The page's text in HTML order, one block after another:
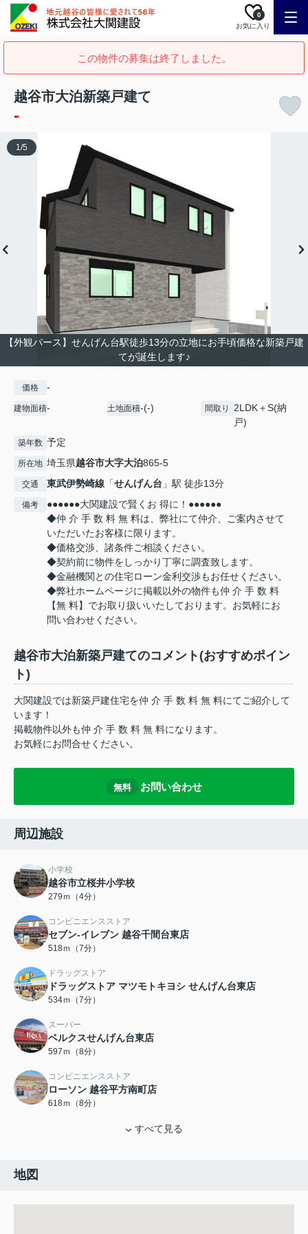
お気に入り
0
この物件の募集は終了しました。
越谷市大泊新築戸建て
-
【外観パース】せんげん台駅徒歩13分の立地にお手頃価格な新築戸建
てが誕生します♪
1/5
価格 -
建物面積- 土地面積-(-) 間取り
2LDK＋S(納
戸)
築年数 予定
所在地 埼玉県越谷市大字大泊865-5
交通 東武伊勢崎線 「せんげん台 」駅 徒歩13分
備考
●●●●●●大関建設で賢くお 得に！●●●●●●
◆仲 介 手 数 料 無 料は、弊社にて仲介、ご案内させて
いただいたお客様に限ります。
◆価格交渉、諸条件ご相談ください。
◆契約前に物件をしっかり丁寧に調査致します。
◆金融機関との住宅ローン金利交渉もお任せください。
◆弊社ホームページに掲載以外の物件も仲 介 手 数 料
【無 料】でお取り扱いいたしております。お気軽にお
問い合わせください。
越谷市大泊新築戸建てのコメント(おすすめポイン
ト)
大関建設では新築戸建住宅を仲 介 手 数 料 無 料にてご紹介して
います！
掲載物件以外も仲 介 手 数 料 無 料になります。
お気軽にお問合せください。
無料 お問い合わせ
周辺施設
小学校
越谷市立桜井小学校
279ｍ（4分）
コンビニエンスストア
セブン‐イレブン 越谷千間台東店
518ｍ（7分）
ドラッグストア
ドラッグストア マツモトキヨシ せんげん台東店
534ｍ（7分）
スーパー
ベルクスせんげん台東店
597ｍ（8分）
コンビニエンスストア
ローソン 越谷平方南町店
618ｍ（8分）
すべて見る
地図